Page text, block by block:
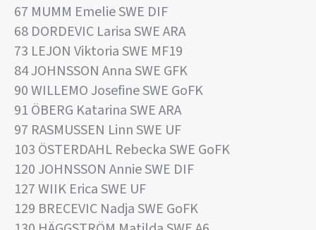
67 MUMM Emelie SWE DIF
68 DORDEVIC Larisa SWE ARA
73 LEJON Viktoria SWE MF19
84 JOHNSSON Anna SWE GFK
90 WILLEMO Josefine SWE GoFK
91 ÖBERG Katarina SWE ARA
97 RASMUSSEN Linn SWE UF
103 ÖSTERDAHL Rebecka SWE GoFK
120 JOHNSSON Annie SWE DIF
127 WIIK Erica SWE UF
129 BRECEVIC Nadja SWE GoFK